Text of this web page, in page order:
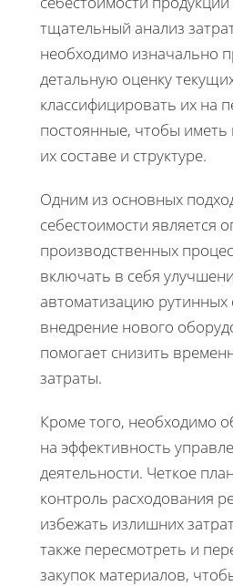
тщательный анализ
необходимо изначально
детальную оценку
классифицировать их на
постоянные, чтобы иметь
их составе и структуре.
Одним из основных
себестоимости является
производственных
включать в себя
автоматизацию рутинных
внедрение нового
помогает снизить
затраты.
Кроме того, необходимо
на эффективность
деятельности. Четкое
контроль расходования
избежать излишних
также пересмотреть и
закупок материалов,